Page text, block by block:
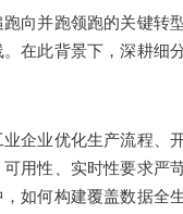
向并跑领跑的关键转
在此背景下，深耕细
企业优化生产流程、
用性、实时性要求严
如何构建覆盖数据全